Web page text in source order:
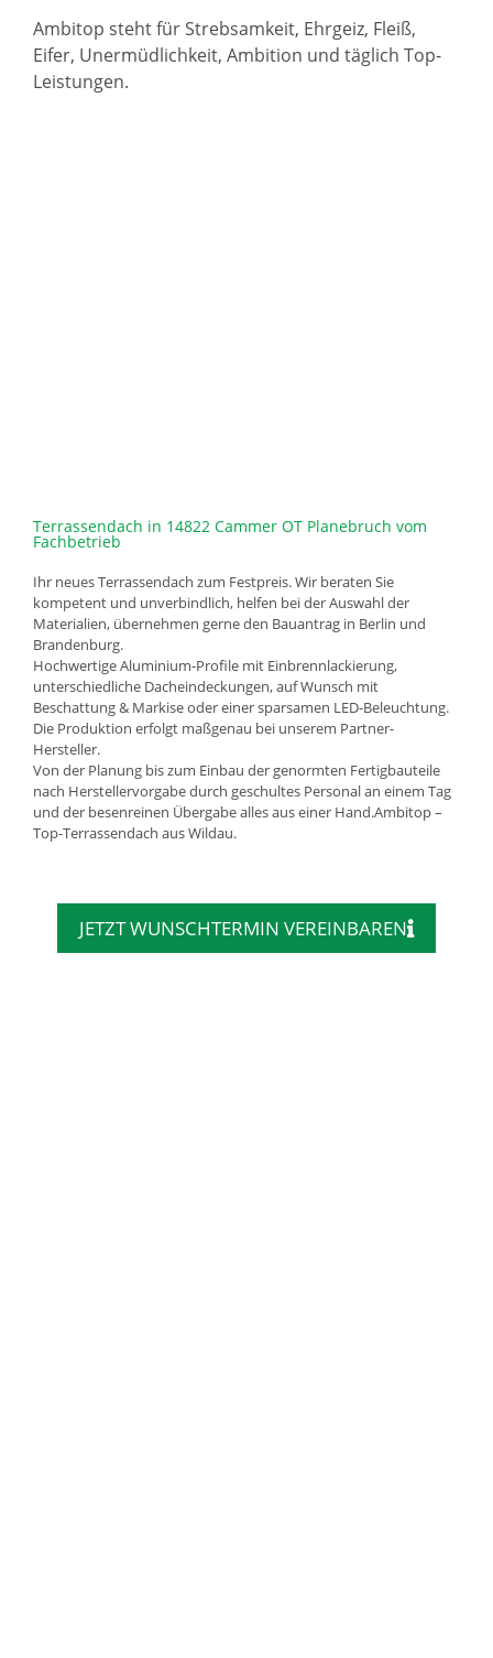
Ambitop steht für Strebsamkeit, Ehrgeiz, Fleiß,
Eifer, Unermüdlichkeit, Ambition und täglich Top-
Leistungen.
Terrassendach in 14822 Cammer OT Planebruch vom
Fachbetrieb
Ihr neues Terrassendach zum Festpreis. Wir beraten Sie
kompetent und unverbindlich, helfen bei der Auswahl der
Materialien, übernehmen gerne den Bauantrag in Berlin und
Brandenburg.
Hochwertige Aluminium-Profile mit Einbrennlackierung,
unterschiedliche Dacheindeckungen, auf Wunsch mit
Beschattung & Markise oder einer sparsamen LED-Beleuchtung.
Die Produktion erfolgt maßgenau bei unserem Partner-
Hersteller.
Von der Planung bis zum Einbau der genormten Fertigbauteile
nach Herstellervorgabe durch geschultes Personal an einem Tag
und der besenreinen Übergabe alles aus einer Hand.Ambitop –
Top-Terrassendach aus Wildau.
JETZT WUNSCHTERMIN VEREINBAREN